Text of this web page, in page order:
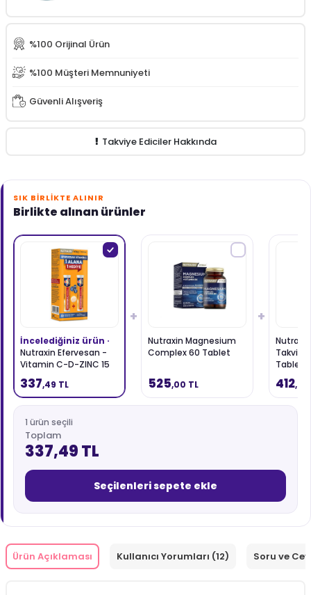
%100 Orijinal Ürün
%100 Müşteri Memnuniyeti
Güvenli Alışveriş
Takviye Ediciler Hakkında
SIK BIRLIKTE ALINIR
Birlikte alınan ürünler
İncelediğiniz ürün ·
Nutraxin Efervesan -
Vitamin C-D-ZINC 15
Efervesan Tablet - 1
ALANA 1 BEDAVA
337,49 TL
+
Nutraxin Magnesium
Complex 60 Tablet
525,00 TL
+
Takviye
Tablet
412,49
1 ürün seçili
Toplam
337,49 TL
Seçilenleri sepete ekle
Ürün Açıklaması Kullanıcı Yorumları (12) Soru ve